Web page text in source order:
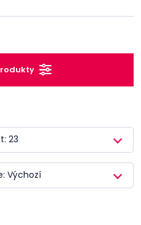
Výchozí
23